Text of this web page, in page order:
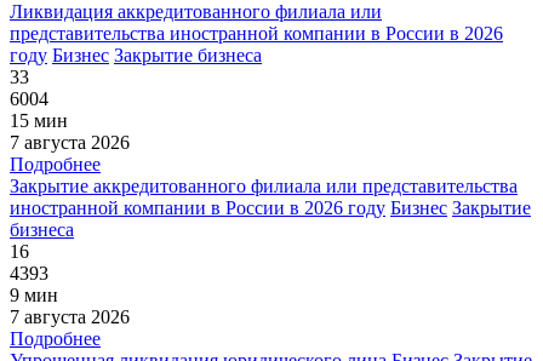
Ликвидация аккредитованного филиала или
представительства иностранной компании в России в 2026
году Бизнес Закрытие бизнеса
33
6004
15 мин
7 августа 2026
Подробнее
Закрытие аккредитованного филиала или представительства
иностранной компании в России в 2026 году Бизнес Закрытие
бизнеса
16
4393
9 мин
7 августа 2026
Подробнее